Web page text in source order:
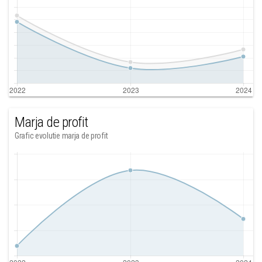
Marja de profit
Grafic evolutie marja de profit